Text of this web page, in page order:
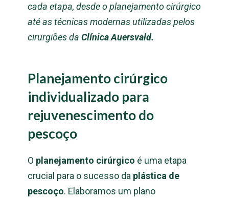
cada etapa, desde o planejamento cirúrgico
até as técnicas modernas utilizadas pelos
cirurgiões da Clínica Auersvald.
Planejamento cirúrgico
individualizado para
rejuvenescimento do
pescoço
O planejamento cirúrgico é uma etapa
crucial para o sucesso da plástica de
pescoço. Elaboramos um plano